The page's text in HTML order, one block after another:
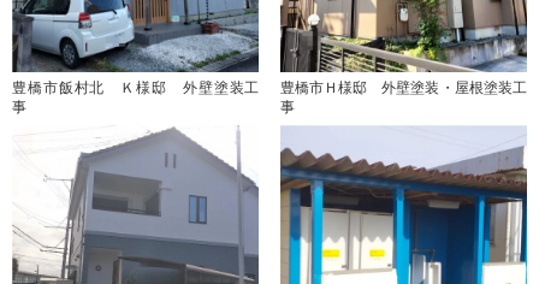
豊橋市飯村北 Ｋ様邸 外壁塗装工
事
豊橋市Ｈ様邸 外壁塗装・屋根塗装工
事